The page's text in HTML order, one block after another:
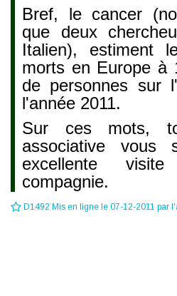
Bref, le cancer
que deux
Italien), estiment
morts en Europe à
de personnes sur
l'année 2011.
Sur ces mots,
associative vous
excellente
compagnie.
D1492 Mis en ligne le 07-12-2011 par